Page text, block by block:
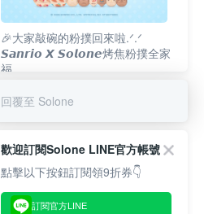
🎉大家敲碗的粉撲回來啦.ᐟ‪‪.ᐟ
𝙎𝙖𝙣𝙧𝙞𝙤 𝙓 𝙎𝙤𝙡𝙤𝙣𝙚烤焦粉撲全家
福
回覆至 Solone
歡迎訂閱Solone LINE官方帳號
點擊以下按鈕訂閱領9折券👇
訂閱官方LINE